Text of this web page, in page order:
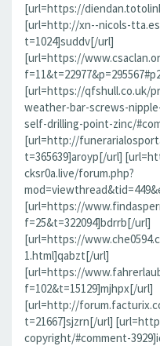
[url=https://
[url=http://xn--nicols-
t=1024]suddv[/url]
[url=https://
[url=https://qfshull.co.uk/
weather-bar-screws-
self-drilling-point-zinc/
[url=http://
t=365639]aroyp[/url]
cksr0a.live/forum.php?
[url=https://
f=25&t=322094]bdrrb[/url]
[url=https://
1.html]qabzt[/url]
[url=https://
f=102&t=15129]mjhpx[/url]
[url=http://
t=21667]sjzrn[/url]
copyright/#comment-